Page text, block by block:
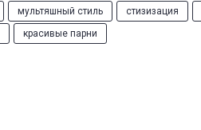
мультяшный стиль стизизация
красивые парни